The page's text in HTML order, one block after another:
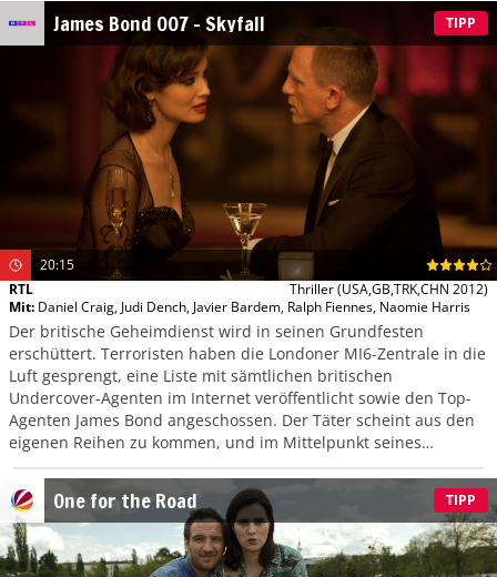
James Bond 007 – Skyfall TIPP
20:15
RTL
Thriller(USA,GB,TRK,CHN 2012)
Mit: Daniel Craig, Judi Dench, Javier Bardem, Ralph Fiennes, Naomie Harris
Der britische Geheimdienst wird in seinen Grundfesten
erschüttert. Terroristen haben die Londoner MI6-Zentrale in die
Luft gesprengt, eine Liste mit sämtlichen britischen
Undercover-Agenten im Internet veröffentlicht sowie den Top-
Agenten James Bond angeschossen. Der Täter scheint aus den
eigenen Reihen zu kommen, und im Mittelpunkt seines
Interesses steht ausgerechnet die Geheimdienstchefin M.
One for the Road TIPP